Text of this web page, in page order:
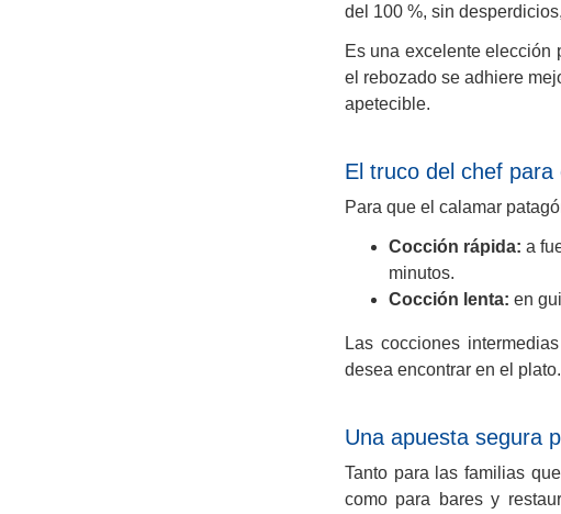
del 100 %, sin
Es una excelente elección
el rebozado se adhiere
apetecible.
El truco del chef
Para que el calamar
Cocción rápida: a
minutos.
Cocción lenta: en
Las cocciones
desea encontrar en el plato.
Una apuesta segura
Tanto para las familias
como para bares y